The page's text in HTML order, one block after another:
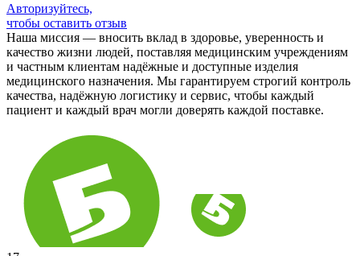
Авторизуйтесь,
чтобы оставить отзыв
Наша миссия — вносить вклад в здоровье, уверенность и
качество жизни людей, поставляя медицинским учреждениям
и частным клиентам надёжные и доступные изделия
медицинского назначения. Мы гарантируем строгий контроль
качества, надёжную логистику и сервис, чтобы каждый
пациент и каждый врач могли доверять каждой поставке.